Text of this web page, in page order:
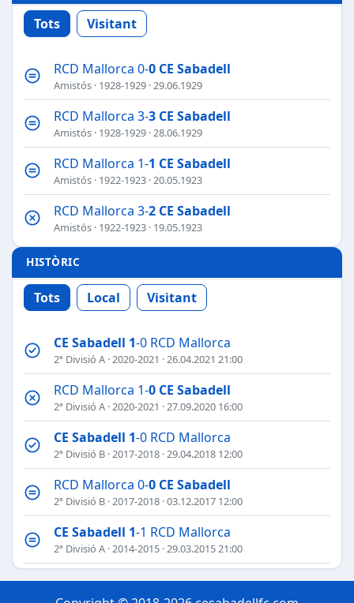
Tots Visitant
RCD Mallorca 0-0 CE Sabadell
Amistós · 1928-1929 · 29.06.1929
RCD Mallorca 3-3 CE Sabadell
Amistós · 1928-1929 · 28.06.1929
RCD Mallorca 1-1 CE Sabadell
Amistós · 1922-1923 · 20.05.1923
RCD Mallorca 3-2 CE Sabadell
Amistós · 1922-1923 · 19.05.1923
HISTÒRIC
Tots Local Visitant
CE Sabadell 1-0 RCD Mallorca
2ª Divisió A ·2020-2021 · 26.04.2021 21:00
RCD Mallorca 1-0 CE Sabadell
2ª Divisió A ·2020-2021 · 27.09.2020 16:00
CE Sabadell 1-0 RCD Mallorca
2ª Divisió B ·2017-2018 · 29.04.2018 12:00
RCD Mallorca 0-0 CE Sabadell
2ª Divisió B ·2017-2018 · 03.12.2017 12:00
CE Sabadell 1-1 RCD Mallorca
2ª Divisió A ·2014-2015 · 29.03.2015 21:00
RCD Mallorca 1-0CE Sabadell
2ª Divisió A · 2014-2015 · 25.10.2014 16:00